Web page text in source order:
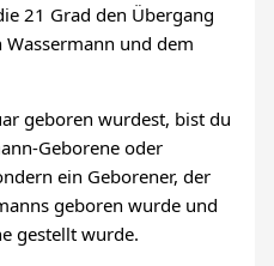
21 Grad den Übergang
Wassermann und dem
geboren wurdest, bist du
Geborene oder
ein Geborener, der
geboren wurde und
gestellt wurde.